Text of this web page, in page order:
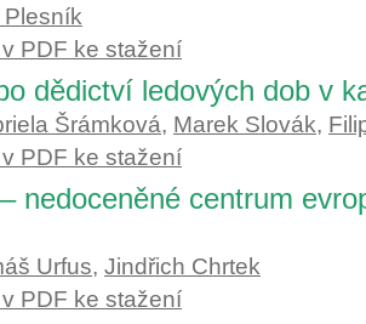
PDF ke stažení
dědictví ledových dob v
Šrámková, Marek Slovák,
PDF ke stažení
nedoceněné centrum
Urfus, Jindřich Chrtek
PDF ke stažení